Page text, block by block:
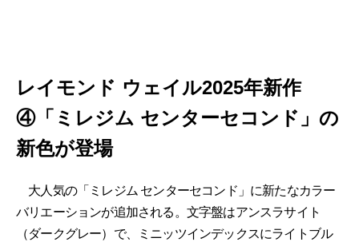
レイモンド ウェイル2025年新作
④「ミレジム センターセコンド」の
新色が登場
大人気の「ミレジム センターセコンド」に新たなカラー
バリエーションが追加される。文字盤はアンスラサイト
（ダークグレー）で、ミニッツインデックスにライトブル